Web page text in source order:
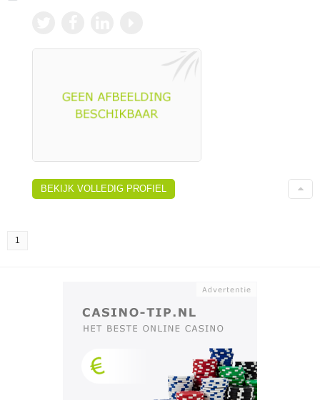
BEKIJK VOLLEDIG PROFIEL
1